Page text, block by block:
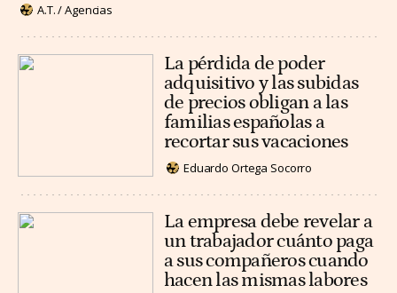
A.T. / Agencias
La pérdida de poder
adquisitivo y las subidas
de precios obligan a las
familias españolas a
recortar sus vacaciones
Eduardo Ortega Socorro
La empresa debe revelar a
un trabajador cuánto paga
a sus compañeros cuando
hacen las mismas labores